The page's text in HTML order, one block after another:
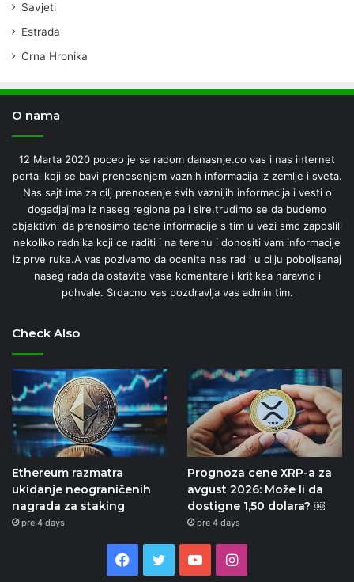
Savjeti
Estrada
Crna Hronika
O nama
12 Marta 2020 poceo je sa radom danasnje.co vas i nas internet
portal koji se bavi prenosenjem vaznih informacija iz zemlje i sveta.
Nas sajt ima za cilj prenosenje svih vaznijih informacija i vesti o
dogadjajima iz naseg regiona pa i sire.trudimo se da budemo
objektivni da prenosimo tacne informacije s tim u vezi smo zaposlili
nekoliko radnika koji ce raditi i na terenu i donositi vam informacije
iz prve ruke.A vas pozivamo da ocenite nas rad i u cilju poboljsanaj
naseg rada da ostavite vase komentare i kritikea naravno i
pohvale. Srdacno vas pozdravlja vas admin tim.
Check Also
Ethereum razmatra
ukidanje neograničenih
nagrada za staking
pre 4 days
Prognoza cene XRP-a za
avgust 2026: Može li da
dostigne 1,50 dolara? ￼
pre 4 days
Facebook
TwitterYouTubeInstagram